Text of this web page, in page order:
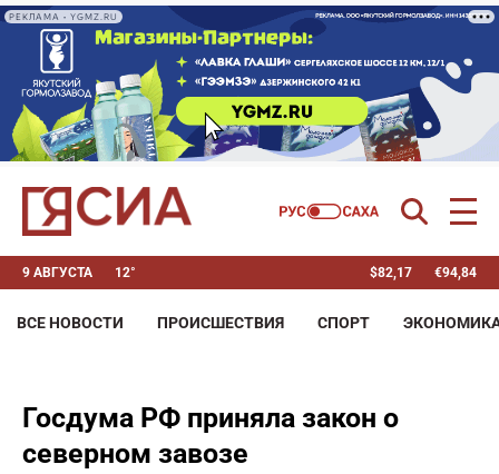
РЕКЛАМА • YGMZ.RU
9 АВГУСТА 12° $82,17 €94,84
ВСЕ НОВОСТИ ПРОИСШЕСТВИЯ СПОРТ
Госдума РФ приняла закон о
северном завозе